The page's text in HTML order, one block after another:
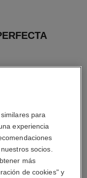
para
experiencia
socios.
más
de cookies" y